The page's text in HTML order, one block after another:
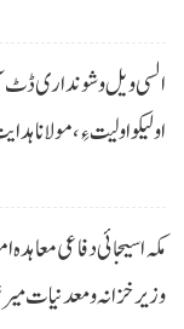
السی ویل و شونداری ڈٹ
اولیکو اولیت ءِ،مولانا
مکہ اسیجائی دفاعی
وزیر خزانہ و معدنیات